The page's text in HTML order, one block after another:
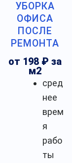
УБОРКА
ОФИСА
ПОСЛЕ
РЕМОНТА
от 198 ₽ за
м2
сред
нее
врем
я
рабо
ты